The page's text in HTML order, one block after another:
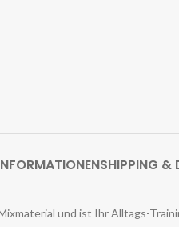
SHIPPING &
und ist Ihr Alltags-